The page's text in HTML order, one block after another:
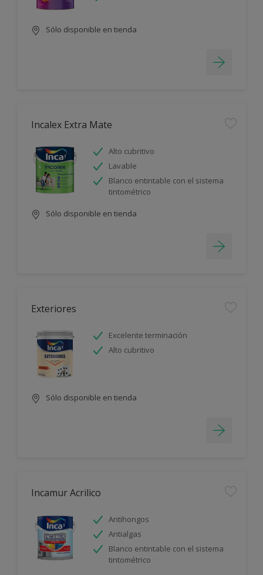
Sólo disponible en tienda
Incalex Extra Mate
Alto cubritivo
Lavable
Blanco entintable con el sistema
tintométrico
Sólo disponible en tienda
Exteriores
Excelente terminación
Alto cubritivo
Sólo disponible en tienda
Incamur Acrilico
Antihongos
Antialgas
Blanco entintable con el sistema
tintométrico